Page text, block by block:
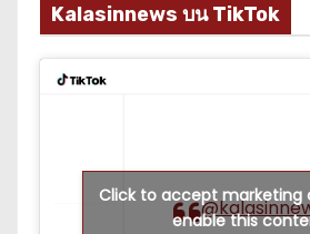
Kalasinnews บน TikTok
Click to accept marketing
enable this